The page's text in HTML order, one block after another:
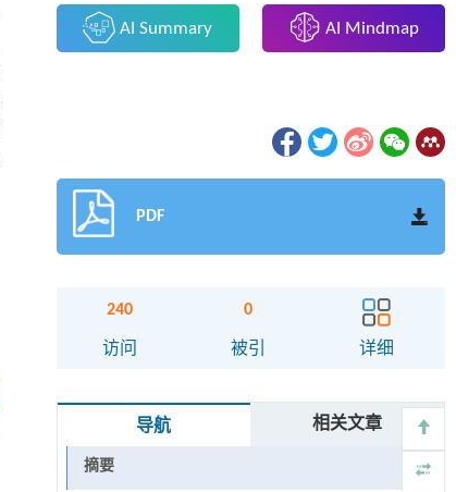
AI Summary AI Mindmap
PDF
240
访问
0
被引 详细
导航 相关文章
摘要